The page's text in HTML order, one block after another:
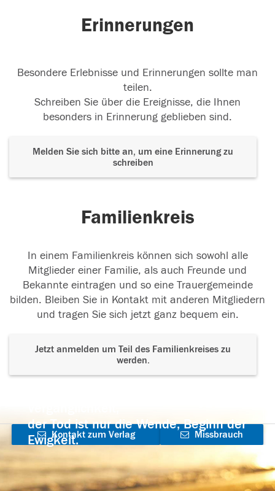
Erinnerungen
Besondere Erlebnisse und Erinnerungen sollte man
teilen.
Schreiben Sie über die Ereignisse, die Ihnen
besonders in Erinnerung geblieben sind.
Melden Sie sich bitte an, um eine Erinnerung zu
schreiben
Familienkreis
In einem Familienkreis können sich sowohl alle
Mitglieder einer Familie, als auch Freunde und
Bekannte eintragen und so eine Trauergemeinde
bilden. Bleiben Sie in Kontakt mit anderen Mitgliedern
und tragen Sie sich jetzt ganz bequem ein.
Jetzt anmelden um Teil des Familienkreises zu
werden.
der Tod ist nur die Wende, Beginn der
Ewigkeit.
Kontakt zum Verlag
aufnehmen
Missbrauch